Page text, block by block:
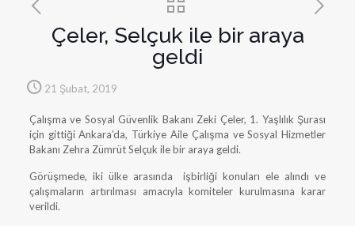
Çeler, Selçuk ile bir araya
geldi
21 Şubat, 2019
Çalışma ve Sosyal Güvenlik Bakanı Zeki Çeler, 1. Yaşlılık Şurası
için gittiği Ankara’da, Türkiye Aile Çalışma ve Sosyal Hizmetler
Bakanı Zehra Zümrüt Selçuk ile bir araya geldi.
Görüşmede, iki ülke arasında işbirliği konuları ele alındı ve
çalışmaların artırılması amacıyla komiteler kurulmasına karar
verildi.